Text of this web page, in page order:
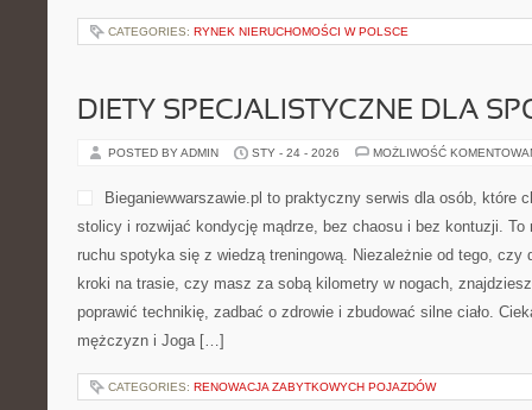
CATEGORIES: RYNEK NIERUCHOMOŚCI W POLSCE
DIETY SPECJALISTYCZNE DLA
POSTED BY ADMIN STY - 24 - 2026 MOŻLIWOŚĆ
Bieganiewwarszawie.pl to praktyczny serwis dla osób, które
stolicy i rozwijać kondycję mądrze, bez chaosu i bez kontuzji. To
ruchu spotyka się z wiedzą treningową. Niezależnie od tego, czy
kroki na trasie, czy masz za sobą kilometry w nogach,
poprawić technikię, zadbać o zdrowie i zbudować silne ciało.
mężczyzn i Joga […]
CATEGORIES: RENOWACJA ZABYTKOWYCH POJAZDÓW